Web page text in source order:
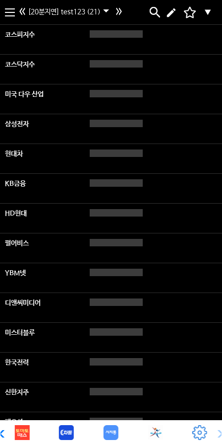
[20분지연] test123 (21) ▼
코스피지수
코스닥지수
미국 다우 산업
삼성전자
현대차
KB금융
HD현대
펄어비스
YBM넷
디앤씨미디어
미스터블루
한국전력
신한지주
팬오션